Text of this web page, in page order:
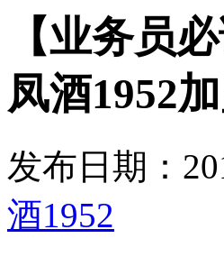
【业务员
凤酒1952加
发布日期：
酒1952